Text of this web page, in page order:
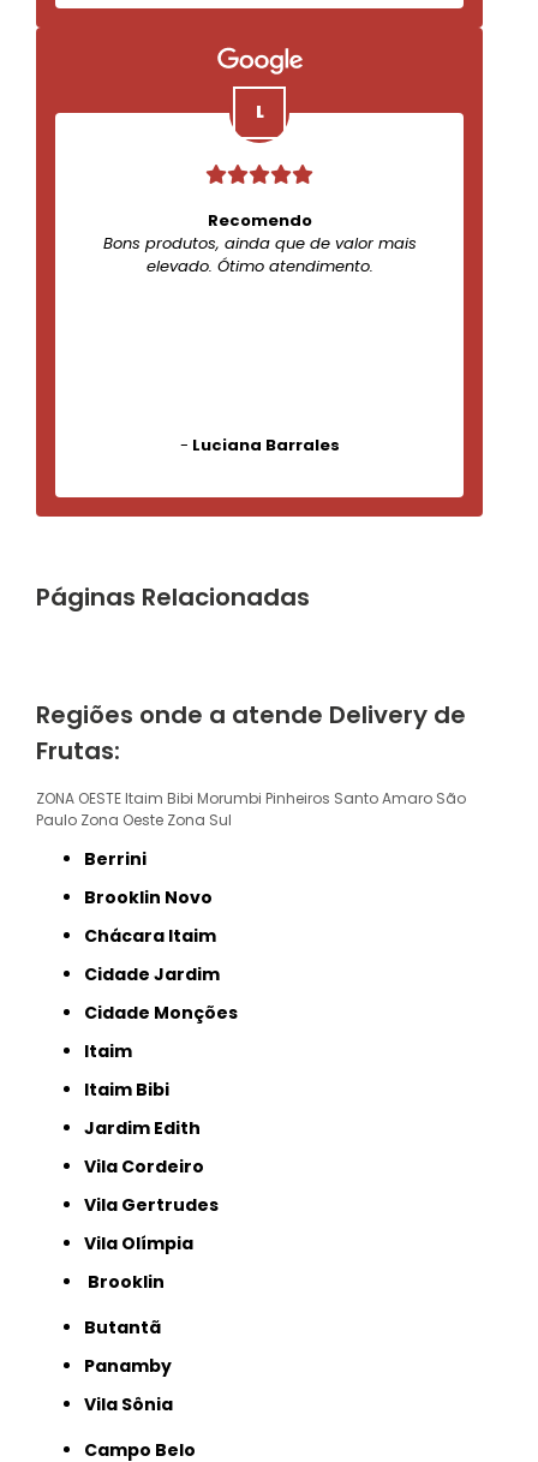
Recomendo
Bons produtos, ainda que de valor mais
elevado. Ótimo atendimento.
- Luciana Barrales
Páginas Relacionadas
Regiões onde a atende Delivery de
Frutas:
ZONA OESTE Itaim Bibi Morumbi Pinheiros Santo Amaro São
Paulo Zona Oeste Zona Sul
Berrini
Brooklin Novo
Chácara Itaim
Cidade Jardim
Cidade Monções
Itaim
Itaim Bibi
Jardim Edith
Vila Cordeiro
Vila Gertrudes
Vila Olímpia
Brooklin
Butantã
Panamby
Vila Sônia
Campo Belo